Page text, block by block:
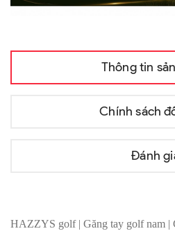
Thông tin
Chính sách
Đánh
HAZZYS golf | Găng tay golf nam |